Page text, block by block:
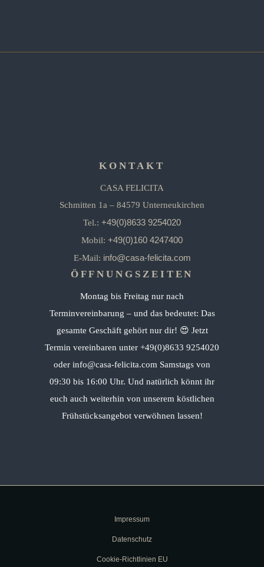
KONTAKT
CASA FELICITA
Schmitten 1a – 84579 Unterneukirchen
Tel.: +49(0)8633 9254020
Mobil: +49(0)160 4247400
E-Mail: info@casa-felicita.com
ÖFFNUNGSZEITEN
Montag bis Freitag nur nach
Terminvereinbarung – und das bedeutet: Das
gesamte Geschäft gehört nur dir! 😍 Jetzt
Termin vereinbaren unter +49(0)8633 9254020
oder info@casa-felicita.com Samstags von
09:30 bis 16:00 Uhr. Und natürlich könnt ihr
euch auch weiterhin von unserem köstlichen
Frühstücksangebot verwöhnen lassen!
Impressum
Datenschutz
Cookie-Richtlinien EU